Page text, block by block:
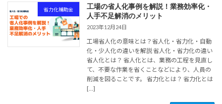
省力化補助金
工場の省人化事例を解説！業務効率化・
人手不足解消のメリット
2023年12月24日
工場省人化の意味とは？省人化・省力化・自動
化・少人化の違いを解説 省人化・省力化の違い
省人化とは？ 省人化とは、業務の工程を見直し
て、不要な作業を省くことなどにより、人員の
削減を図ることです。 省力化とは？ 省力化とは
[…]